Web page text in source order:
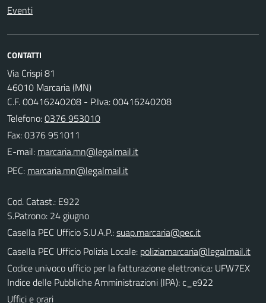
Eventi
CONTATTI
Via Crispi 81
46010 Marcaria (MN)
C.F. 00416240208 - P.Iva: 00416240208
Telefono:0376 953010
Fax: 0376 951011
E-mail:
PEC:
Cod. Catast.: E922
S.Patrono: 24 giugno
Casella PEC Ufficio S.U.A.P.:suap.marcaria@pec.it
Casella PEC Ufficio Polizia Locale: poliziamarcaria@legalmail.it
Codice univoco ufficio per la fatturazione elettronica: UFW7EX
Indice delle Pubbliche Amministrazioni (IPA): c_e922
Uffici e orari